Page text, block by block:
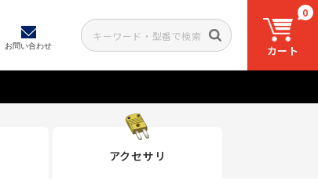
お問い合わせ
0
カート
アクセサリ